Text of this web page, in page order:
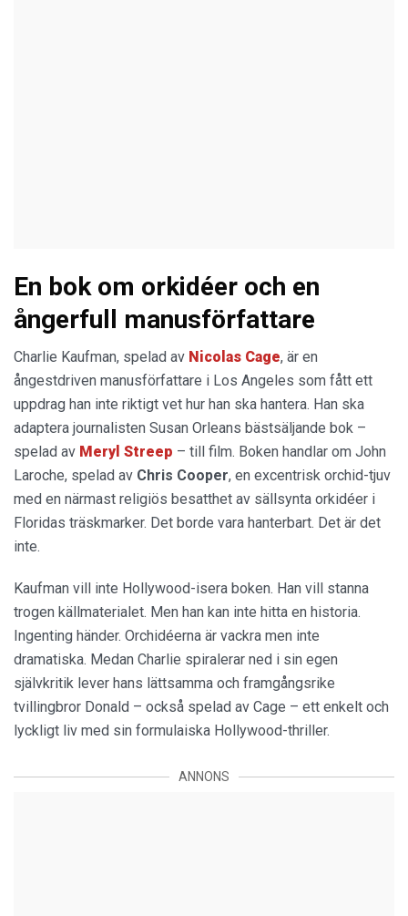
En bok om orkidéer och en
ångerfull manusförfattare
Charlie Kaufman, spelad av Nicolas Cage, är en
ångestdriven manusförfattare i Los Angeles som fått ett
uppdrag han inte riktigt vet hur han ska hantera. Han ska
adaptera journalisten Susan Orleans bästsäljande bok –
spelad av Meryl Streep – till film. Boken handlar om John
Laroche, spelad av Chris Cooper, en excentrisk orchid-tjuv
med en närmast religiös besatthet av sällsynta orkidéer i
Floridas träskmarker. Det borde vara hanterbart. Det är det
inte.
Kaufman vill inte Hollywood-isera boken. Han vill stanna
trogen källmaterialet. Men han kan inte hitta en historia.
Ingenting händer. Orchidéerna är vackra men inte
dramatiska. Medan Charlie spiralerar ned i sin egen
självkritik lever hans lättsamma och framgångsrike
tvillingbror Donald – också spelad av Cage – ett enkelt och
lyckligt liv med sin formulaiska Hollywood-thriller.
ANNONS